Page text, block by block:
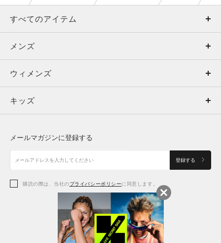
すべてのアイテム
メンズ
ウィメンズ
キッズ
アクセサリー
メンズ
トップス
ボトムス
アクセサリー
ウィメンズ
トップス
シューズ
アクセサリー
レギンス＆タイツ
キッズ
シューズ
メールマガジンに登録する
登録する
購読の際は、当社のプライバシーポリシーに同意します。